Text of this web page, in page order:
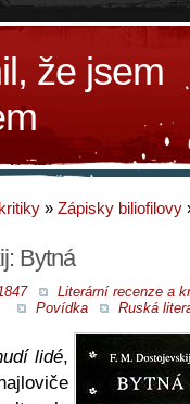
že jsem
» Zápisky biliofilovy
Bytná
1847
Literární recenze a
Povídka
Ruská
lidé,